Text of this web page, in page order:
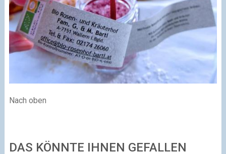
Nach oben
DAS KÖNNTE IHNEN GEFALLEN